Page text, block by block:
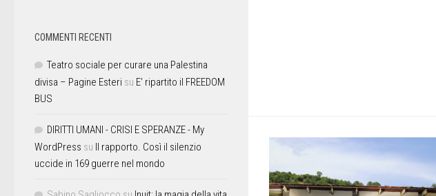
COMMENTI RECENTI
Teatro sociale per curare una Palestina
divisa – Pagine Esteri su E’ ripartito il FREEDOM
BUS
DIRITTI UMANI - CRISI E SPERANZE - My
WordPress su Il rapporto. Così il silenzio
uccide in 169 guerre nel mondo